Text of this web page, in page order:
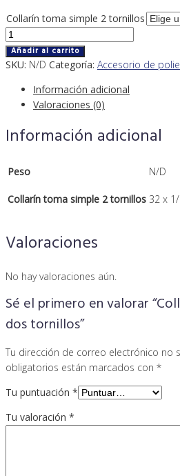
Collarín toma simple 2 tornillos
Collarín
toma
simple
tornillos
cantidad
Añadir al carrito
SKU: N/D Categoría: Accesorio de
Información adicional
Valoraciones (0)
Información adicional
Peso N/D
Collarín toma simple 2 tornillos 32 x
Valoraciones
No hay valoraciones aún.
Sé el primero en valorar
dos tornillos”
Tu dirección de correo electrónico no
obligatorios están marcados con *
Tu puntuación *
Tu valoración *